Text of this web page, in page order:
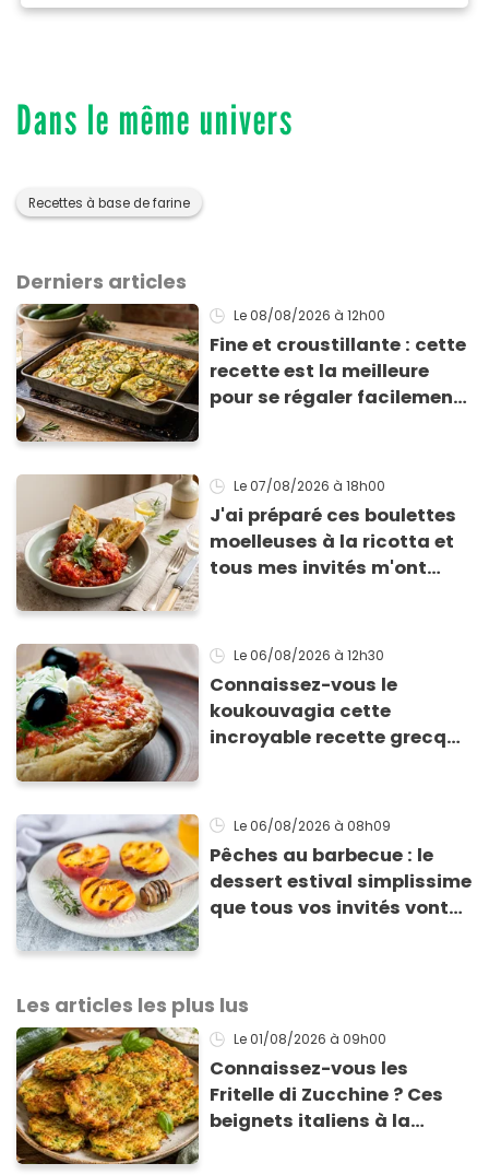
Dans le même univers
Recettes à base de farine
Derniers articles
Le 08/08/2026 à 12h00
Fine et croustillante : cette
recette est la meilleure
pour se régaler facilement
Le 07/08/2026 à 18h00
J'ai préparé ces boulettes
moelleuses à la ricotta et
tous mes invités m'ont
Le 06/08/2026 à 12h30
Connaissez-vous le
koukouvagia cette
incroyable recette grecque
Le 06/08/2026 à 08h09
Pêches au barbecue : le
dessert estival simplissime
que tous vos invités vont
Les articles les plus lus
Le 01/08/2026 à 09h00
Connaissez-vous les
Fritelle di Zucchine ? Ces
beignets italiens à la